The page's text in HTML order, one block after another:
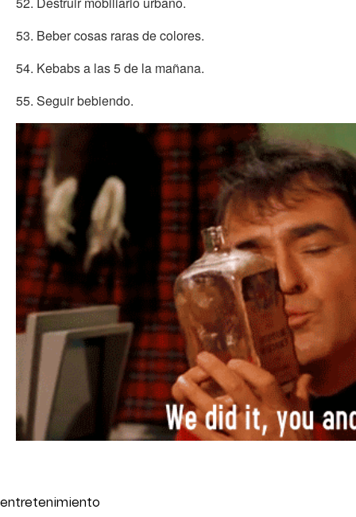
53. Beber cosas raras de colores.
54. Kebabs a las 5 de la mañana.
55. Seguir bebiendo.
entretenimiento